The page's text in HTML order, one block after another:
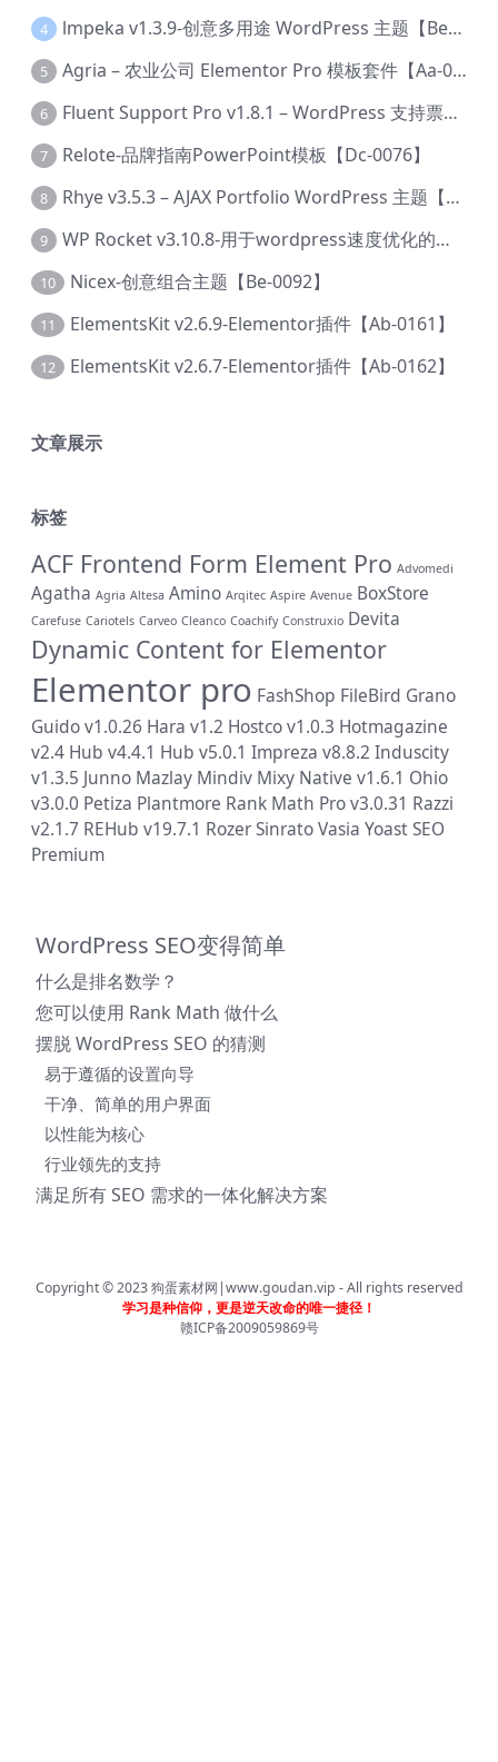
4 lmpeka v1.3.9-创意多用途 WordPress 主题【Be-0064】
5 Agria – 农业公司 Elementor Pro 模板套件【Aa-0003】
6 Fluent Support Pro v1.8.1 – WordPress 支持票务系统【Cc-0041】
7 Relote-品牌指南PowerPoint模板【Dc-0076】
8 Rhye v3.5.3 – AJAX Portfolio WordPress 主题【Bi-0049】
9 WP Rocket v3.10.8-用于wordpress速度优化的缓存加速插件【Cd-0019】
10 Nicex-创意组合主题【Be-0092】
11 ElementsKit v2.6.9-Elementor插件【Ab-0161】
12 ElementsKit v2.6.7-Elementor插件【Ab-0162】
文章展示
标签
ACF Frontend Form Element Pro Advomedi
Agatha Agria Altesa Amino Arqitec Aspire Avenue BoxStore
Carefuse Cariotels Carveo Cleanco Coachify Construxio Devita
Dynamic Content for Elementor
Elementor pro FashShop FileBird Grano
Guido v1.0.26 Hara v1.2 Hostco v1.0.3 Hotmagazine
v2.4 Hub v4.4.1 Hub v5.0.1 Impreza v8.8.2 Induscity
v1.3.5 Junno Mazlay Mindiv Mixy Native v1.6.1 Ohio
v3.0.0 Petiza Plantmore Rank Math Pro v3.0.31 Razzi
v2.1.7 REHub v19.7.1 RozerSinratoVasia Yoast SEO
Premium
WordPress SEO变得简单
什么是排名数学？
您可以使用 Rank Math 做什么
摆脱 WordPress SEO 的猜测
易于遵循的设置向导
干净、简单的用户界面
以性能为核心
行业领先的支持
满足所有 SEO 需求的一体化解决方案
Copyright © 2023狗蛋素材网|www.goudan.vip - All rights reserved
学习是种信仰，更是逆天改命的唯一捷径！
赣ICP备2009059869号